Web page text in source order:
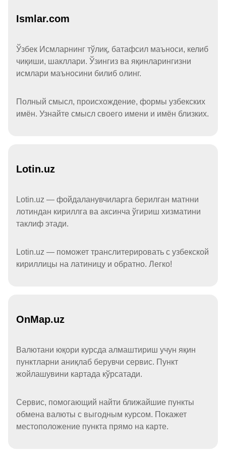
Ismlar.com
Ўзбек Исмларнинг тўлиқ, батафсил маъноси, келиб
чиқиши, шакллари. Ўзингиз ва яқинларингизни
исмлари маъносини билиб олинг.
Полный смысл, происхождение, формы узбекских
имён. Узнайте смысл своего имени и имён близких.
Lotin.uz
Lotin.uz — фойдаланувчиларга берилган матнни
лотиндан кириллга ва аксинча ўгириш хизматини
таклиф этади.
Lotin.uz — поможет транслитерировать с узбекской
кириллицы на латиницу и обратно. Легко!
OnMap.uz
Валютани юқори курсда алмаштириш учун яқин
пунктларни аниқлаб берувчи сервис. Пункт
жойлашувини картада кўрсатади.
Сервис, помогающий найти ближайшие пункты
обмена валюты с выгодным курсом. Покажет
местоположение пункта прямо на карте.